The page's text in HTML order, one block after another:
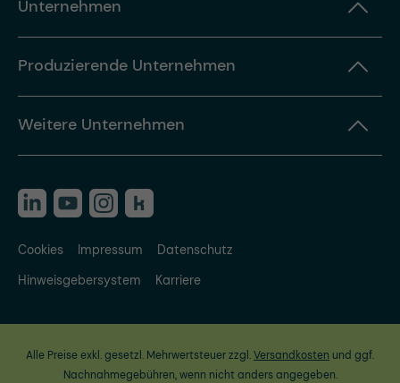
Unternehmen
Produzierende Unternehmen
Weitere Unternehmen
Cookies Impressum
Datenschutz
Hinweisgebersystem
Karriere
Alle Preise exkl. gesetzl. Mehrwertsteuer zzgl.Versandkosten und ggf.
Nachnahmegebühren, wenn nicht anders angegeben.